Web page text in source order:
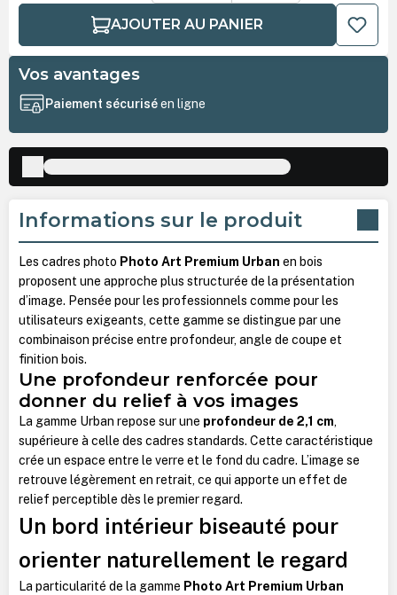
AJOUTER AU PANIER
Vos avantages
Paiement sécuriséen ligne
Informations sur le produit
Les cadres photo Photo Art Premium Urban en bois
proposent une approche plus structurée de la présentation
d’image. Pensée pour les professionnels comme pour les
utilisateurs exigeants, cette gamme se distingue par une
combinaison précise entre profondeur, angle de coupe et
finition bois.
Une profondeur renforcée pour
donner du relief à vos images
La gamme Urban repose sur une profondeur de 2,1 cm,
supérieure à celle des cadres standards. Cette caractéristique
crée un espace entre le verre et le fond du cadre. L’image se
retrouve légèrement en retrait, ce qui apporte un effet de
relief perceptible dès le premier regard.
Un bord intérieur biseauté pour
orienter naturellement le regard
La particularité de la gamme Photo Art Premium Urban